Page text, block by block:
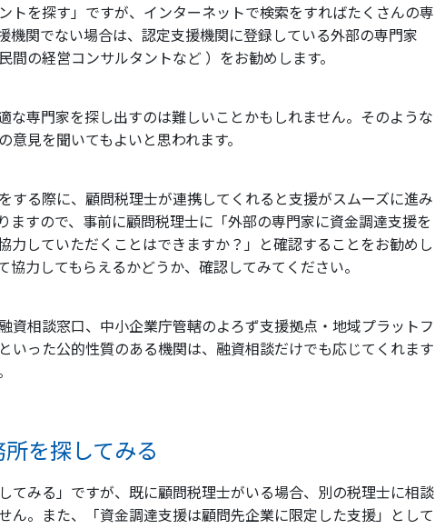
トを探す」ですが、インターネットで検索をすればたくさんの専
機関でない場合は、認定支援機関に登録している外部の専門家
間の経営コンサルタントなど ）をお勧めします。
な専門家を探し出すのは難しいことかもしれません。そのような
見を聞いてもよいと思われます。
する際に、顧問税理士が連携してくれると支援がスムーズに進み
ますので、事前に顧問税理士に「外部の専門家に資金調達支援を
力していただくことはできますか？」と確認することをお勧めし
力してもらえるかどうか、確認してみてください。
資相談窓口、中小企業庁管轄のよろず支援拠点・地域プラットフ
いった公的性質のある機関は、融資相談だけでも応じてくれます
を探してみる
てみる」ですが、既に顧問税理士がいる場合、別の税理士に相談
ん。また、「資金調達支援は顧問先企業に限定した支援」として